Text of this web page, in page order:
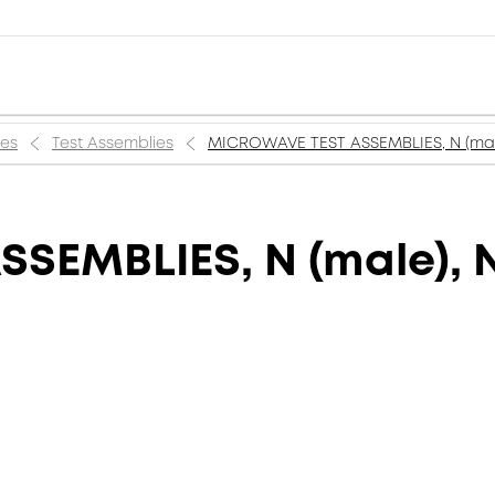
Test Assemblies MICROWAVE TEST ASSEMBLIES, N
N